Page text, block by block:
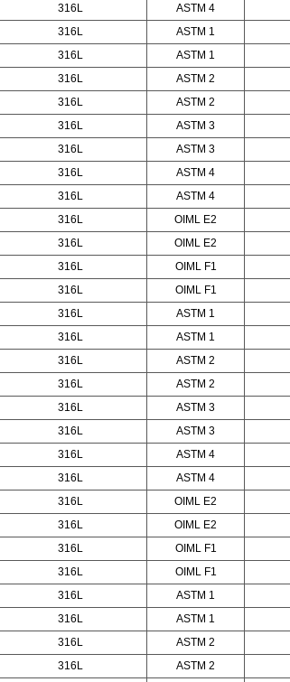
316L ASTM 4
316L ASTM 1
316L ASTM 1
316L ASTM 2
316L ASTM 2
316L ASTM 3
316L ASTM 3
316L ASTM 4
316L ASTM 4
316L OIML E2
316L OIML E2
316L OIML F1
316L OIML F1
316L ASTM 1
316L ASTM 1
316L ASTM 2
316L ASTM 2
316L ASTM 3
316L ASTM 3
316L ASTM 4
316L ASTM 4
316L OIML E2
316L OIML E2
316L OIML F1
316L OIML F1
316L ASTM 1
316L ASTM 1
316L ASTM 2
316L ASTM 2